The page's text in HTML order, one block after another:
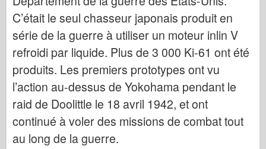
Moules fins
Forces de bravoure
FriulModel FriulModel
Hasegawa
Heller
HobbyBoss
Modèles IBG
C’était le seul chasseur japonais produit en
série de la guerre à utiliser un moteur inlin V
refroidi par liquide. Plus de 3 000 Ki-61 ont été
produits. Les premiers prototypes ont vu
l’action au-dessus de Yokohama pendant le
raid de Doolittle le 18 avril 1942, et ont
continué à voler des missions de combat tout
au long de la guerre.